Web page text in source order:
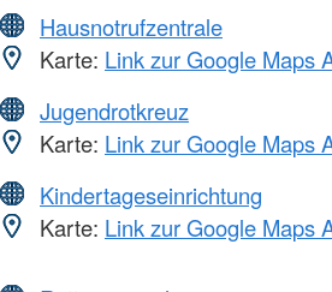
Hausnotrufzentrale
Karte: Link zur Google Maps
Jugendrotkreuz
Karte: Link zur Google Maps
Kindertageseinrichtung
Karte: Link zur Google Maps